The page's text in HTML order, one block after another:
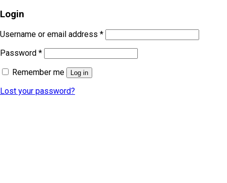
Login
Username or email address *
Password *
Remember me
Log in
Lost your password?